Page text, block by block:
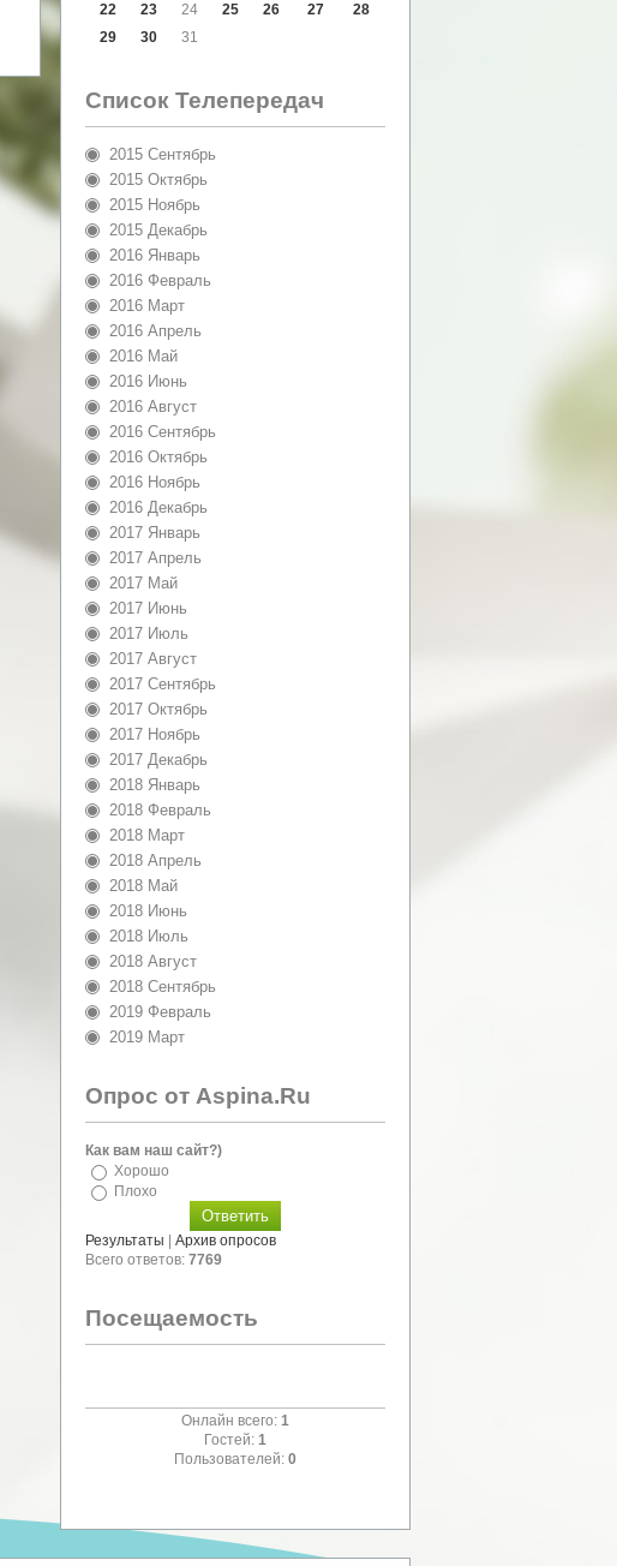
22
23 24 25 26 27
28
29
30 31
Список Телепередач
2015 Сентябрь
2015 Октябрь
2015 Ноябрь
2015 Декабрь
2016 Январь
2016 Февраль
2016 Март
2016 Апрель
2016 Май
2016 Июнь
2016 Август
2016 Сентябрь
2016 Октябрь
2016 Ноябрь
2016 Декабрь
2017 Январь
2017 Апрель
2017 Май
2017 Июнь
2017 Июль
2017 Август
2017 Сентябрь
2017 Октябрь
2017 Ноябрь
2017 Декабрь
2018 Январь
2018 Февраль
2018 Март
2018 Апрель
2018 Май
2018 Июнь
2018 Июль
2018 Август
2018 Сентябрь
2019 Февраль
2019 Март
Опрос от Aspina.Ru
Как вам наш сайт?)
Хорошо
Плохо
Результаты | Архив опросов
Всего ответов: 7769
Посещаемость
Онлайн всего: 1
Гостей: 1
Пользователей: 0